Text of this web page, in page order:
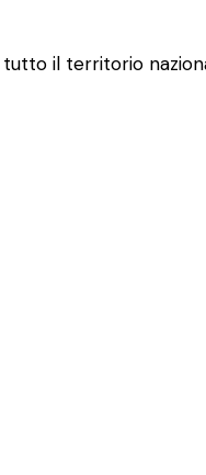
il territorio